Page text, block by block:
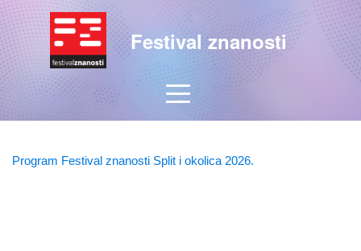
Festival znanosti
Program Festival znanosti Split i okolica 2026.